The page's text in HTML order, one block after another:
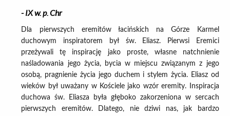
IX w. p. Chr
Dla pierwszych eremitów łacińskich na Górze Karmel
duchowym inspiratorem był św. Eliasz. Pierwsi Eremici
przeżywali tę inspirację jako proste, własne natchnienie
naśladowania jego życia, bycia w miejscu związanym z jego
osobą, pragnienie życia jego duchem i stylem życia. Eliasz od
wieków był uważany w Kościele jako wzór eremity. Inspiracja
duchowa św. Eliasza była głęboko zakorzeniona w sercach
pierwszych eremitów. Dlatego, nie dziwi nas, jak bardzo